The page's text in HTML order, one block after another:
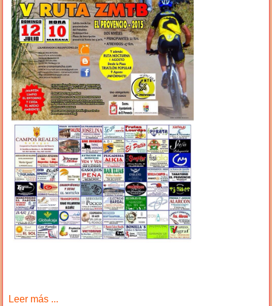
Leer más ...